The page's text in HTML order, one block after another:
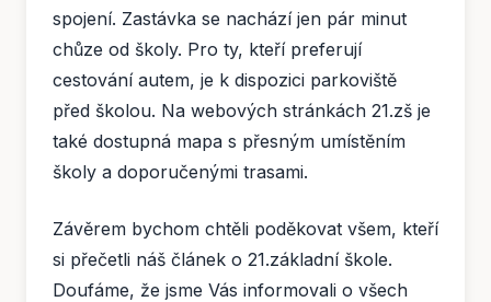
spojení. Zastávka se nachází jen pár minut
chůze od školy. Pro ty, kteří preferují
cestování autem, je k dispozici parkoviště
před školou. Na webových stránkách 21.zš je
také dostupná mapa s přesným umístěním
školy a doporučenými trasami.
Závěrem bychom chtěli poděkovat všem, kteří
si přečetli náš článek o 21.základní škole.
Doufáme, že jsme Vás informovali o všech